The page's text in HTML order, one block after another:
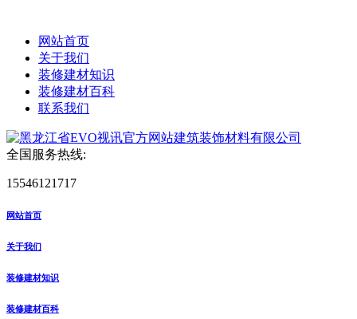
网站首页
关于我们
装修建材知识
装修建材百科
联系我们
全国服务热线:
15546121717
网站首页
关于我们
装修建材知识
装修建材百科